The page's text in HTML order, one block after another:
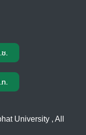
.
.
University , All